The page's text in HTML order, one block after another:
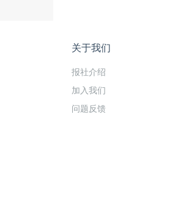
关于我们
报社介绍
加入我们
问题反馈